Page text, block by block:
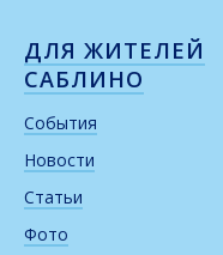
ДЛЯ ЖИТЕЛЕЙ
САБЛИНО
События
Новости
Статьи
Фото